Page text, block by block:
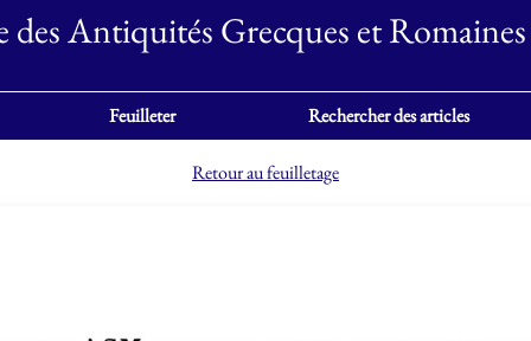
Antiquités Grecques et
Feuilleter Rechercher des articles
Retour au feuilletage